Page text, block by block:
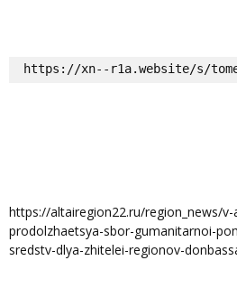
https://xn--r1a.website/s/
https://altairegion22.ru/region_news/
prodolzhaetsya-sbor-gumanitarnoi-
sredstv-dlya-zhitelei-regionov-